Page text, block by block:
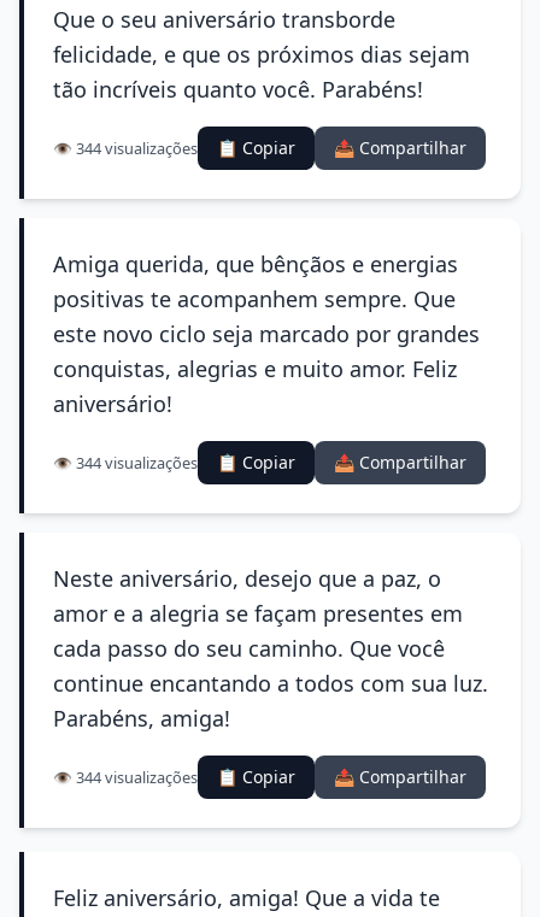
Que o seu aniversário transborde
felicidade, e que os próximos dias sejam
tão incríveis quanto você. Parabéns!
👁️ 344 visualizações 📋 Copiar 📤 Compartilhar
Amiga querida, que bênçãos e energias
positivas te acompanhem sempre. Que
este novo ciclo seja marcado por grandes
conquistas, alegrias e muito amor. Feliz
aniversário!
👁️ 344 visualizações 📋 Copiar 📤 Compartilhar
Neste aniversário, desejo que a paz, o
amor e a alegria se façam presentes em
cada passo do seu caminho. Que você
continue encantando a todos com sua luz.
Parabéns, amiga!
👁️ 344 visualizações 📋 Copiar 📤 Compartilhar
Feliz aniversário, amiga! Que a vida te